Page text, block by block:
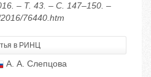
– Т. 43. – С. 147–150. –
76440.htm
в РИНЦ
А. А. Слепцова